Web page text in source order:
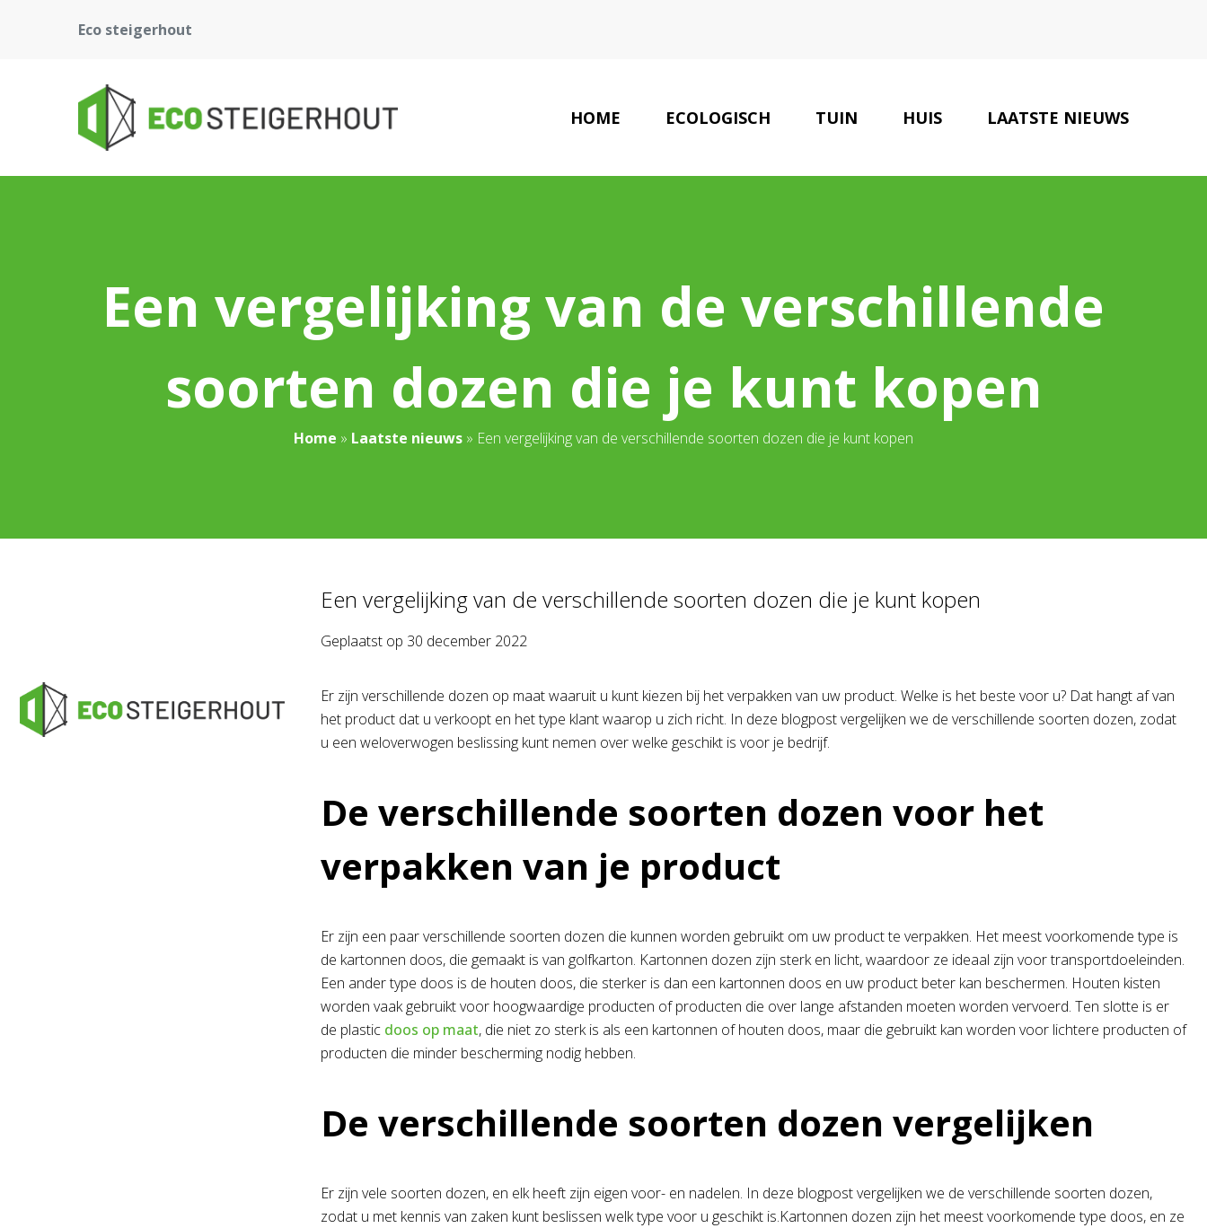
Eco steigerhout
HOME ECOLOGISCH TUIN HUIS LAATSTE NIEUWS
Een vergelijking van de verschillende
soorten dozen die je kunt kopen
Home » Laatste nieuws » Een vergelijking van de verschillende soorten dozen die je kunt kopen
Een vergelijking van de verschillende soorten dozen die je kunt kopen
Geplaatst op 30 december 2022
Er zijn verschillende dozen op maat waaruit u kunt kiezen bij het verpakken van uw product. Welke is het beste voor u? Dat hangt af van
het product dat u verkoopt en het type klant waarop u zich richt. In deze blogpost vergelijken we de verschillende soorten dozen, zodat
u een weloverwogen beslissing kunt nemen over welke geschikt is voor je bedrijf.
De verschillende soorten dozen voor het
verpakken van je product
Er zijn een paar verschillende soorten dozen die kunnen worden gebruikt om uw product te verpakken. Het meest voorkomende type is
de kartonnen doos, die gemaakt is van golfkarton. Kartonnen dozen zijn sterk en licht, waardoor ze ideaal zijn voor transportdoeleinden.
Een ander type doos is de houten doos, die sterker is dan een kartonnen doos en uw product beter kan beschermen. Houten kisten
worden vaak gebruikt voor hoogwaardige producten of producten die over lange afstanden moeten worden vervoerd. Ten slotte is er
de plastic doos op maat, die niet zo sterk is als een kartonnen of houten doos, maar die gebruikt kan worden voor lichtere producten of
producten die minder bescherming nodig hebben.
De verschillende soorten dozen vergelijken
Er zijn vele soorten dozen, en elk heeft zijn eigen voor- en nadelen. In deze blogpost vergelijken we de verschillende soorten dozen,
zodat u met kennis van zaken kunt beslissen welk type voor u geschikt is.Kartonnen dozen zijn het meest voorkomende type doos, en ze